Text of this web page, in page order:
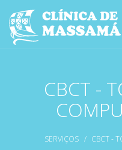
Passar
para
CBCT -
SERVIÇOS CBCT -